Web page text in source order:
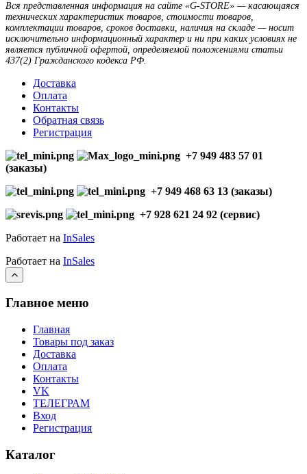
Вся представленная информация на сайте «G-STORE» — касающаяся
технических характеристик товаров, стоимости товаров,
комплектации товаров, сроков доставки, наличия на складе — носит
исключительно информационный характер и ни при каких условиях не
является публичной офертой, определяемой положениями статьи
437(2) Гражданского кодекса РФ.
Доставка
Оплата
Контакты
Обратная связь
Регистрация
+7 949 483 57 01
(заказы)
+7 949 468 63 13 (заказы)
+7 928 621 24 92 (сервис)
Работает на InSales
Работает на InSales
Главное меню
Главная
Товары под заказ
Доставка
Оплата
Контакты
VK
ТЕЛЕГРАМ
Вход
Регистрация
Каталог